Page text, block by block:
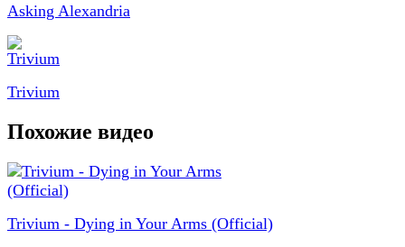
Asking Alexandria
Trivium
Похожие видео
Trivium - Dying in Your Arms (Official)